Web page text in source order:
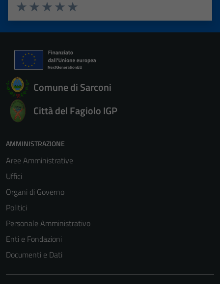
Valuta 5 stelle su 5
Valuta 4 stelle su 5
Valuta 3 stelle su 5
Valuta 2 stelle su 5
Valuta 1 stelle su 5
Comune di Sarconi
Città del Fagiolo IGP
AMMINISTRAZIONE
Aree Amministrative
Uffici
Organi di Governo
Politici
Personale Amministrativo
Enti e Fondazioni
Documenti e Dati